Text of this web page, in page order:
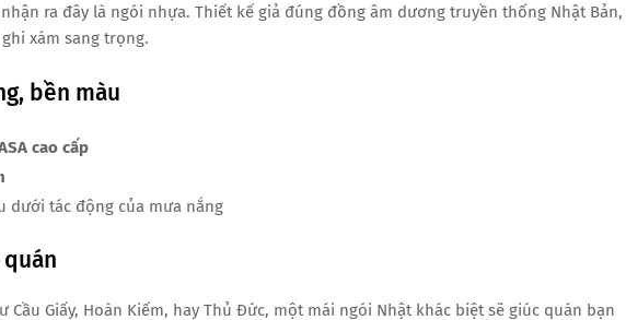
ra đây là ngói nhựa. Thiết kế giả đúng đồng âm dương truyền thống Nhật Bản,
xám sang trọng.
bền màu
cao cấp
dưới tác động của mưa nắng
Giấy, Hoàn Kiếm, hay Thủ Đức, một mái ngói Nhật khác biệt sẽ giúc quán bạn